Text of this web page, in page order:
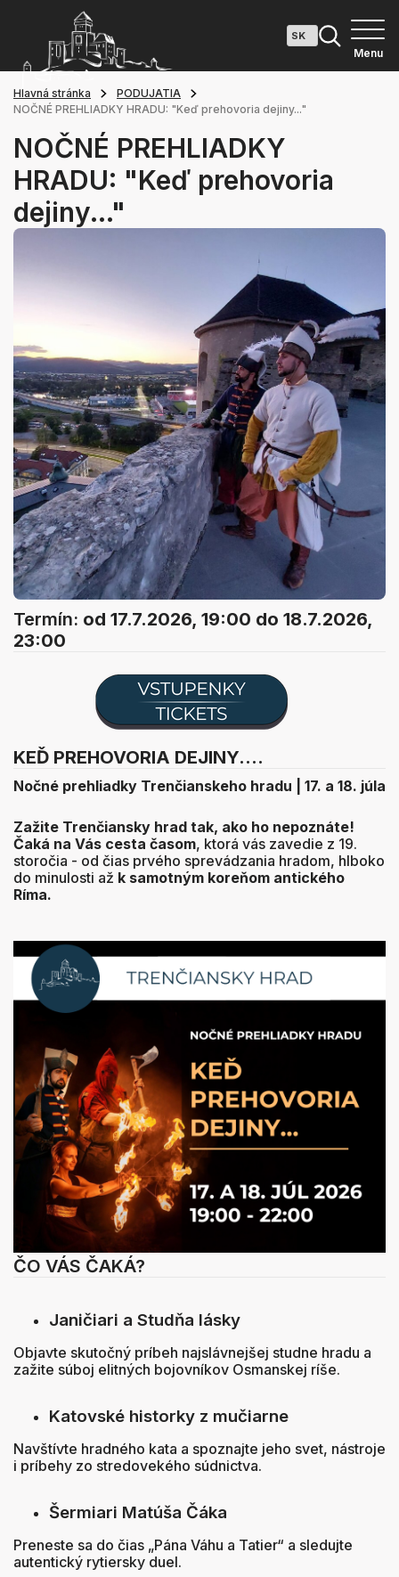
Menu
Hlavná stránka
PODUJATIA
NOČNÉ PREHLIADKY HRADU: "Keď prehovoria dejiny..."
NOČNÉ PREHLIADKY
HRADU: "Keď prehovoria
dejiny..."
Termín: od 17.7.2026, 19:00 do 18.7.2026,
23:00
KEĎ PREHOVORIA DEJINY....
Nočné prehliadky Trenčianskeho hradu | 17. a 18. júla
Zažite Trenčiansky hrad tak, ako ho nepoznáte!
Čaká na Vás cesta časom, ktorá vás zavedie z 19.
storočia - od čias prvého sprevádzania hradom, hlboko
do minulosti až k samotným koreňom antického
Ríma.
ČO VÁS ČAKÁ?
Janičiari a Studňa lásky
Objavte skutočný príbeh najslávnejšej studne hradu a
zažite súboj elitných bojovníkov Osmanskej ríše.
Katovské historky z mučiarne
Navštívte hradného kata a spoznajte jeho svet, nástroje
i príbehy zo stredovekého súdnictva.
Šermiari Matúša Čáka
Preneste sa do čias „Pána Váhu a Tatier“ a sledujte
autentický rytiersky duel.